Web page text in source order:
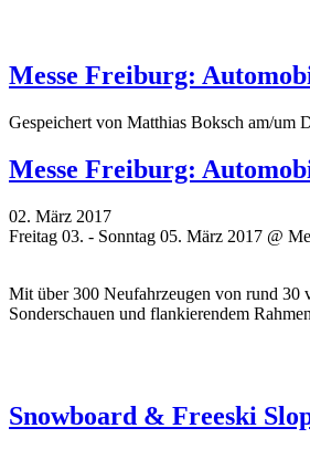
Messe Freiburg:
Gespeichert von Matthias Boksch am/um
Messe Freiburg:
02. März 2017
Freitag 03. - Sonntag 05. März 2017 @
Mit über 300 Neufahrzeugen von rund 30
Sonderschauen und flankierendem
Snowboard & Freeski